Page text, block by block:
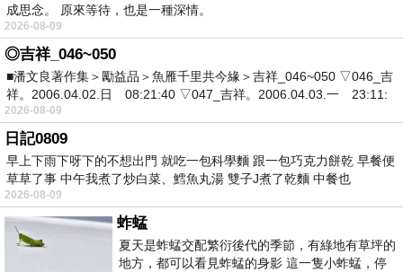
成思念。 原來等待，也是一種深情。
2026-08-09
◎吉祥_046~050
■潘文良著作集＞勵益品＞魚雁千里共今緣＞吉祥_046~050 ▽046_吉
祥。2006.04.02.日 08:21:40 ▽047_吉祥。2006.04.03.一 23:11:
2026-08-09
日記0809
早上下雨下呀下的不想出門 就吃一包科學麵 跟一包巧克力餅乾 早餐便
草草了事 中午我煮了炒白菜、鱈魚丸湯 雙子J煮了乾麵 中餐也
2026-08-09
蚱蜢
夏天是蚱蜢交配繁衍後代的季節，有綠地有草坪的
地方，都可以看見蚱蜢的身影 這一隻小蚱蜢，停